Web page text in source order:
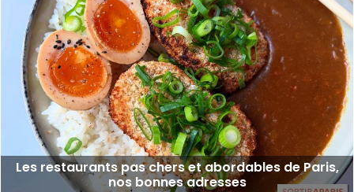
Les restaurants pas chers et abordables de Paris,
nos bonnes adresses